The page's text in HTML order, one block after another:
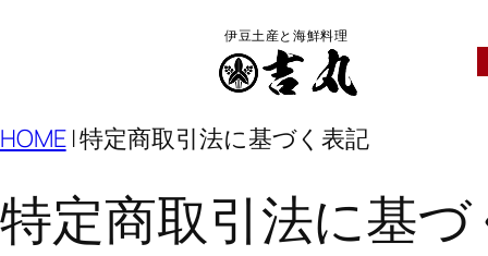
伊豆土産と海鮮料理
HOME |特定商取引法に基づく表記
特定商取引法に基